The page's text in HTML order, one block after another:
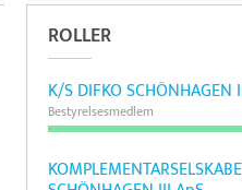
ROLLER
K/S DIFKO SCHÖNHAGEN
Bestyrelsesmedlem